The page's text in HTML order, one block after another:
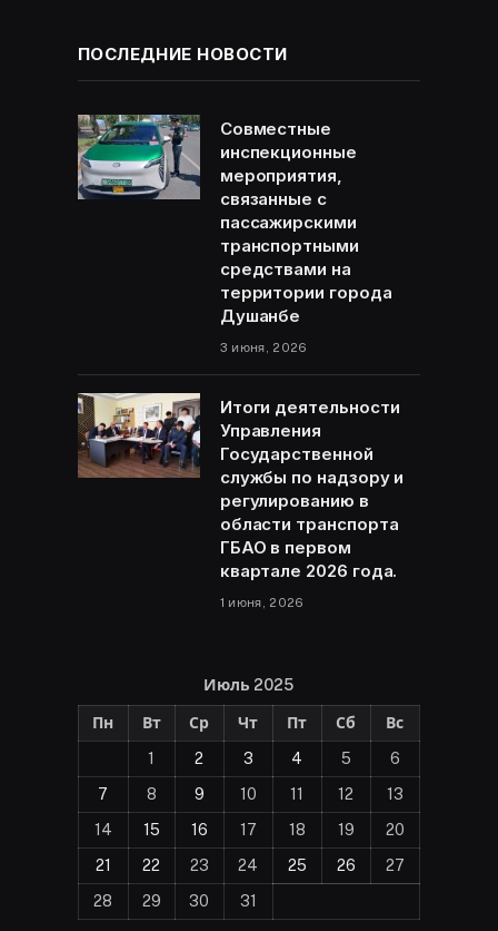
ПОСЛЕДНИЕ НОВОСТИ
Совместные
инспекционные
мероприятия,
связанные с
пассажирскими
транспортными
средствами на
территории города
Душанбе
3 июня, 2026
Итоги деятельности
Управления
Государственной
службы по надзору и
регулированию в
области транспорта
ГБАО в первом
квартале 2026 года.
1 июня, 2026
Июль 2025
Пн Вт Ср Чт Пт Сб
Вс
1
2 3 4 5
6
7
8 9 10 11 12
13
14
15 16 17 18 19
20
21
22 23 24 25 26
27
28
29 30 31